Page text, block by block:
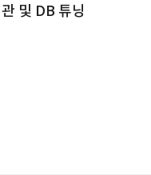
및 DB 튜닝